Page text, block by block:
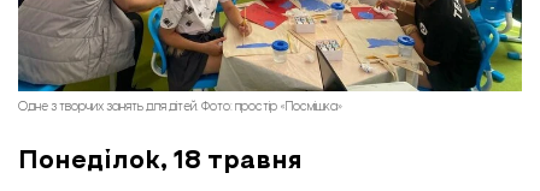
Одне з творчих занять для дітей. Фото: простір «Посмішка»
Понеділок, 18 травня